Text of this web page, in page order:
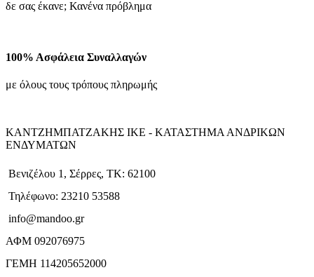
δε σας έκανε; Κανένα πρόβλημα
100% Ασφάλεια Συναλλαγών
με όλους τους τρόπους πληρωμής
ΚΑΝΤΖΗΜΠΑΤΖΑΚΗΣ ΙΚΕ - ΚΑΤΑΣΤΗΜΑ ΑΝΔΡΙΚΩΝ
ΕΝΔΥΜΑΤΩΝ
Βενιζέλου 1, Σέρρες, ΤΚ: 62100
Τηλέφωνο: 23210 53588
info@mandoo.gr
ΑΦΜ 092076975
ΓΕΜΗ 114205652000